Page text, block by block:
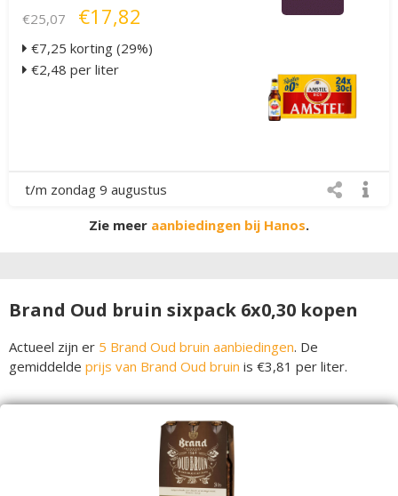
€25,07 €17,82
€7,25 korting (29%)
€2,48 per liter
t/m zondag 9 augustus
Zie meer aanbiedingen bij Hanos.
Brand Oud bruin sixpack 6x0,30 kopen
Actueel zijn er 5 Brand Oud bruin aanbiedingen. De
gemiddelde prijs van Brand Oud bruin is €3,81 per liter.